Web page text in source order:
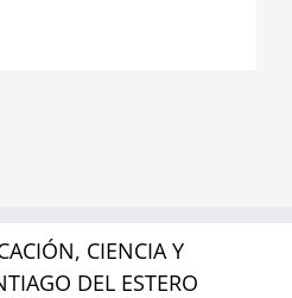
CIENCIA Y
DEL ESTERO